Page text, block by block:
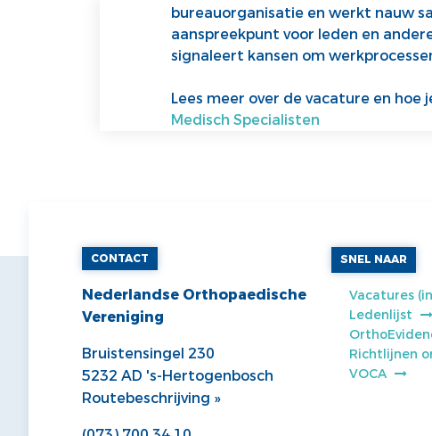
bureauorganisatie en werkt nauw
aanspreekpunt voor leden en
signaleert kansen om
Lees meer over de vacature en hoe
Medisch Specialisten
CONTACT
Nederlandse Orthopaedische
Vereniging
Bruistensingel 230
5232 AD 's-Hertogenbosch
Routebeschrijving »
SNEL NAAR
Vacatures
Ledenlijst
Richtlijnen
VOCA